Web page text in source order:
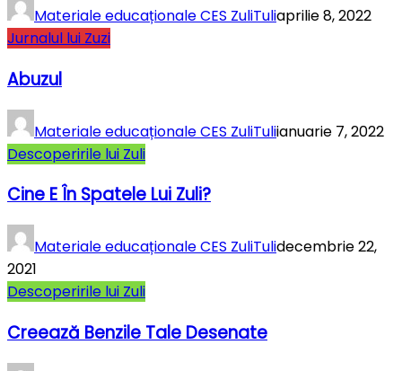
Materiale educaționale CES ZuliTuliaprilie 8, 2022
Jurnalul lui Zuzi
Abuzul
Materiale educaționale CES ZuliTuliianuarie 7, 2022
Descoperirile lui Zuli
Cine E În Spatele Lui Zuli?
Materiale educaționale CES ZuliTulidecembrie 22,
2021
Descoperirile lui Zuli
Creează Benzile Tale Desenate